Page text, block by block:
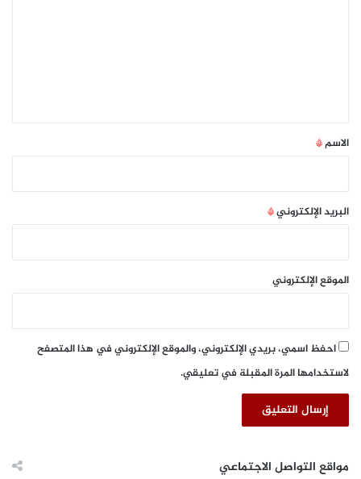
*
الاسم*
البريد الإلكتروني*
الموقع الإلكتروني
احفظ اسمي، بريدي الإلكتروني، والموقع الإلكتروني في هذا المتصفح
لاستخدامها المرة المقبلة في تعليقي.
مواقع التواصل الاجتماعي